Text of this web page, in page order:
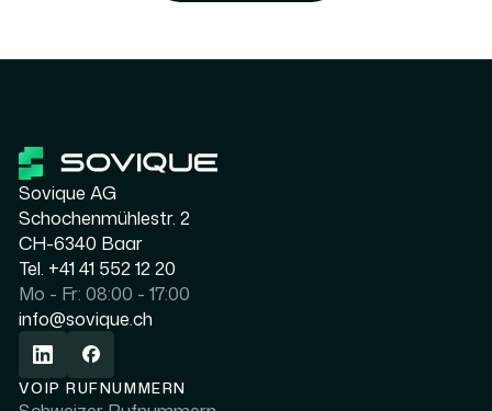
Sovique AG
Schochenmühlestr. 2
CH-6340 Baar
Tel. +41 41 552 12 20
Mo - Fr: 08:00 - 17:00
info@sovique.ch
VOIP RUFNUMMERN